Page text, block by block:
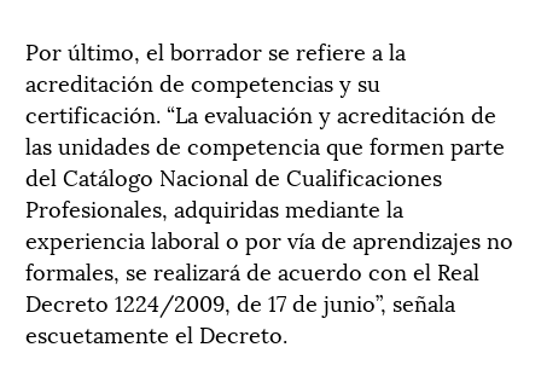
Por último, el borrador se refiere a la
acreditación de competencias y su
certificación. “La evaluación y acreditación de
las unidades de competencia que formen parte
del Catálogo Nacional de Cualificaciones
Profesionales, adquiridas mediante la
experiencia laboral o por vía de aprendizajes no
formales, se realizará de acuerdo con el Real
Decreto 1224/2009, de 17 de junio”, señala
escuetamente el Decreto.